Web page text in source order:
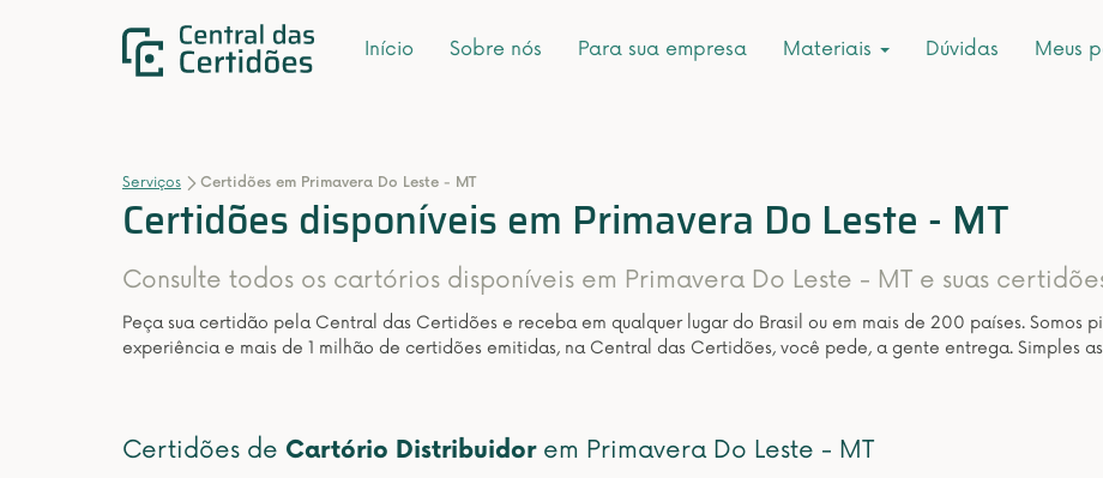
Início Sobre nós Para sua empresa Materiais Dúvidas Meus
Serviços Certidões em Primavera Do Leste - MT
Certidões disponíveis em Primavera Do Leste - MT
Consulte todos os cartórios disponíveis em Primavera Do Leste - MT e suas
Peça sua certidão pela Central das Certidões e receba em qualquer lugar do Brasil ou em mais de 200 países. Somos
experiência e mais de 1 milhão de certidões emitidas, na Central das Certidões, você pede, a gente entrega. Simples
Certidões de Cartório Distribuidorem Primavera Do Leste - MT